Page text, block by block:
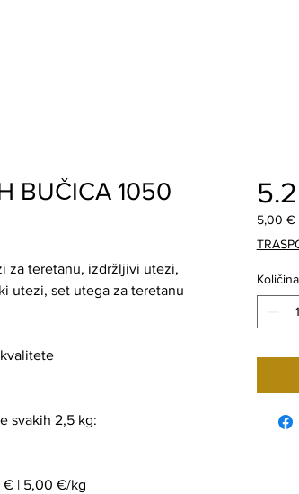
BUČICA 1050
za teretanu, izdržljivi utezi,
utezi, set utega za teretanu
svakih 2,5 kg:
€ | 5,00 €/kg
5,00 €
5,00 €
za
Kilogram
Količina